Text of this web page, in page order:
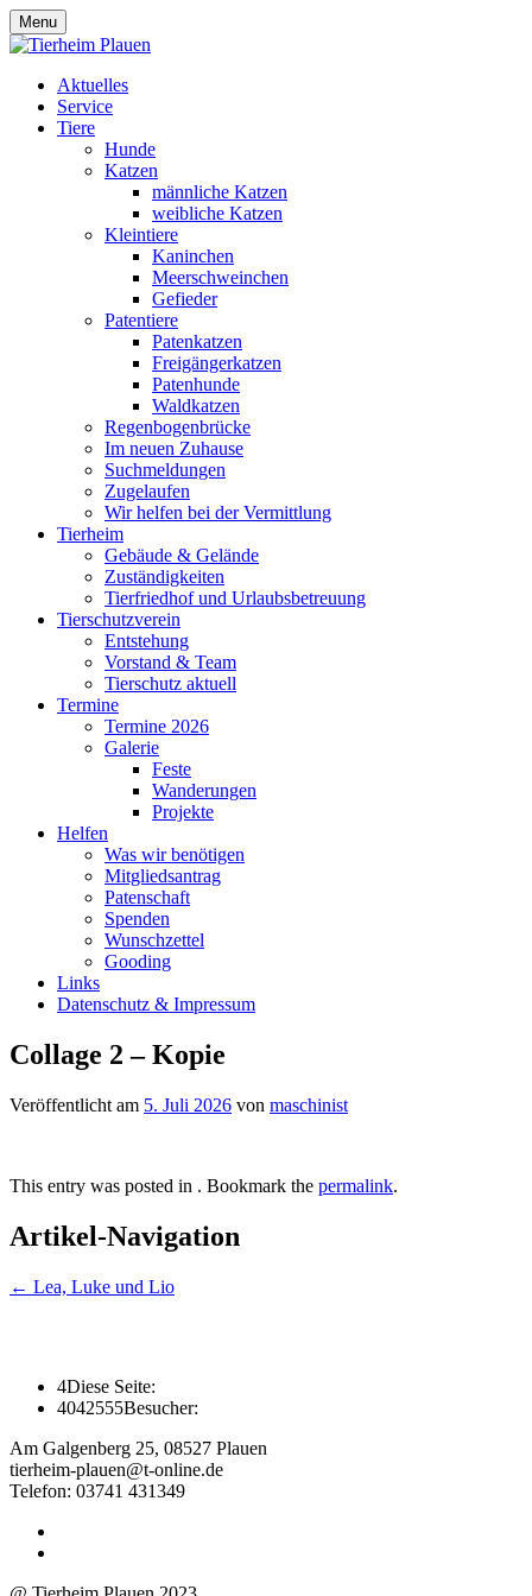
Menu
Aktuelles
Service
Tiere
Hunde
Katzen
männliche Katzen
weibliche Katzen
Kleintiere
Kaninchen
Meerschweinchen
Gefieder
Patentiere
Patenkatzen
Freigängerkatzen
Patenhunde
Waldkatzen
Regenbogenbrücke
Im neuen Zuhause
Suchmeldungen
Zugelaufen
Wir helfen bei der Vermittlung
Tierheim
Gebäude & Gelände
Zuständigkeiten
Tierfriedhof und Urlaubsbetreuung
Tierschutzverein
Entstehung
Vorstand & Team
Tierschutz aktuell
Termine
Termine 2026
Galerie
Feste
Wanderungen
Projekte
Helfen
Was wir benötigen
Mitgliedsantrag
Patenschaft
Spenden
Wunschzettel
Gooding
Links
Datenschutz & Impressum
Collage 2 – Kopie
Veröffentlicht am 5. Juli 2026 von maschinist
This entry was posted in . Bookmark the permalink.
Artikel-Navigation
← Lea, Luke und Lio
4Diese Seite:
4042555Besucher:
Am Galgenberg 25, 08527 Plauen
tierheim-plauen@t-online.de
Telefon: 03741 431349